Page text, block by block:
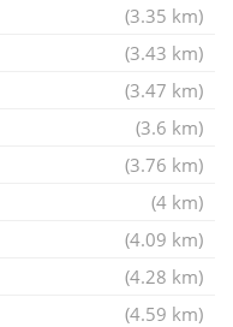
(3.35 km)
(3.43 km)
(3.47 km)
(3.6 km)
(3.76 km)
(4 km)
(4.09 km)
(4.28 km)
(4.59 km)